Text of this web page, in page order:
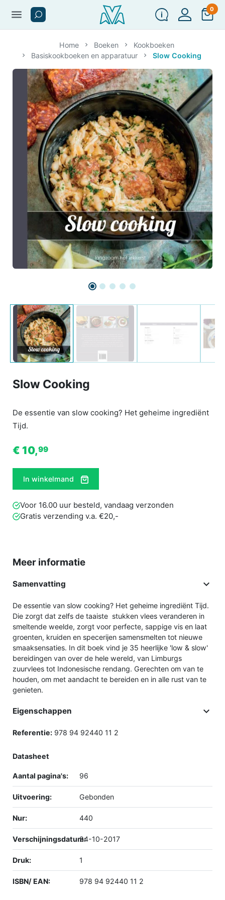
menu 0
Home Boeken
Kookboeken
Basiskookboeken en apparatuur
Slow Cooking
Slow Cooking
De essentie van slow cooking? Het geheime ingrediënt
Tijd.
€ 10,99
In winkelmand
Voor 16.00 uur besteld, vandaag verzonden
Gratis verzending v.a. €20,-
Meer informatie
Samenvatting 
De essentie van slow cooking? Het geheime ingrediënt Tijd.
Die zorgt dat zelfs de taaiste stukken vlees veranderen in
smeltende weelde, zorgt voor perfecte, sappige vis en laat
groenten, kruiden en specerijen samensmelten tot nieuwe
smaaksensaties. In dit boek vind je 35 heerlijke 'low & slow'
bereidingen van over de hele wereld, van Limburgs
zuurvlees tot Indonesische rendang. Gerechten om van te
houden, om met aandacht te bereiden en in alle rust van te
genieten.
Eigenschappen 
Referentie: 978 94 92440 11 2
Datasheet
Aantal pagina's: 96
Uitvoering: Gebonden
Nur: 440
Verschijningsdatum:24-10-2017
Druk: 1
ISBN/ EAN: 978 94 92440 11 2